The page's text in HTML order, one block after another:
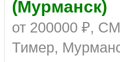
(Мурманск)
от 200000 ₽,
Тимер,